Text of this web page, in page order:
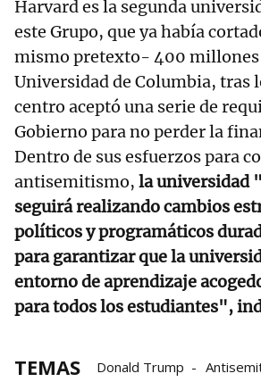
Harvard es la segunda
este Grupo, que ya había
mismo pretexto- 400 millones
Universidad de Columbia, tras
centro aceptó una serie de
Gobierno para no perder la
Dentro de sus esfuerzos para
antisemitismo, la universidad
seguirá realizando cambios
políticos y programáticos
para garantizar que la
entorno de aprendizaje
para todos los estudiantes",
TEMAS Donald Trump